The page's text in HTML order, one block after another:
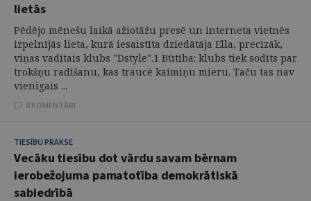
lietās
Pēdējo mēnešu laikā ažiotāžu presē un interneta vietnēs
izpelnījās lieta, kurā iesaistīta dziedātāja Ella, precīzāk,
viņas vadītais klubs "Dstyle".1 Būtība: klubs tiek sodīts par
trokšņu radīšanu, kas traucē kaimiņu mieru. Taču tas nav
vienīgais ...
8 KOMENTĀRI
TIESĪBU PRAKSE
Vecāku tiesību dot vārdu savam bērnam
ierobežojuma pamatotība demokrātiskā
sabiedrībā